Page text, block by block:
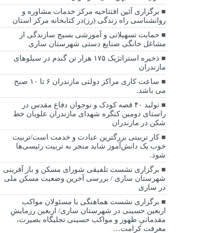
برگزاری آئین افتتاحیه مرکز خدمات مشاوره و
روانشناسی راه زندگی (رز)در کتابخانه مرکز استان
حمایت تسهیلاتی و آموزشی بسیج سازندگی از
مشاغل خانگی صنایع دستی شهرستان ساری
ذخیره استراتژیک ۱۷۵ هزار تن گندم در سیلوهای
مازندران
ساعت کاری مراکز دولتی مازندران ۶ تا ۱۰ صبح
می باشد.
تولید ۴۰ قصه کودک و نوجوان دفاع مقدس در
راستای دومین کنگره شهدای مازندران علویان خط
شکن در مازندران
کار تربیتی بزرگترین عبادت و خدمت است/تربیت
خوب یک دانش‌آموز شاید منجر به تربیت رئیسی‌ها
شود.
برگزاری ‌نشست تلفیقی شورای مسکن و باز آفرینی
شهرستان ساری / بررسی آخرین وضعیت مسکن ملی
در ساری
برگزاری نشست هماهنگی با مسئولان مواکب
اربعین حسینی در شهرستان ساری/ اربعین رزمایشِ
مقدماتیِ ظهور و مواکب حسینی تجلیگاه بصیرت،
معرفت کرامت…